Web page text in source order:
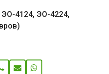
4124, ЭО-4224,